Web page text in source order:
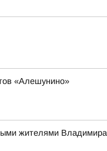
«Алешунино»
жителями Владимира